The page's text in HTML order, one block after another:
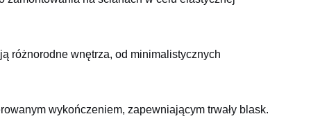
różnorodne wnętrza, od minimalistycznych
wykończeniem, zapewniającym trwały blask.